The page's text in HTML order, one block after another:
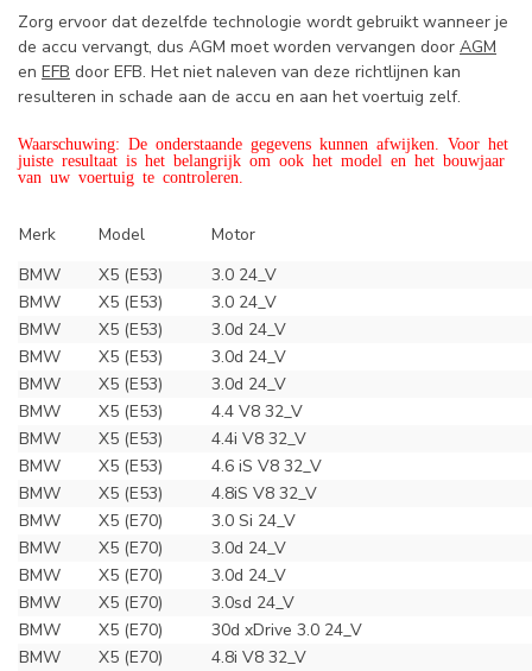
Zorg ervoor dat dezelfde technologie wordt gebruikt wanneer je
de accu vervangt, dus AGM moet worden vervangen door AGM
en EFB door EFB. Het niet naleven van deze richtlijnen kan
resulteren in schade aan de accu en aan het voertuig zelf.
Waarschuwing: De onderstaande gegevens kunnen afwijken. Voor het
juiste resultaat is het belangrijk om ook het model en het bouwjaar
van uw voertuig te controleren.
Merk Model
Motor
BMW
X5 (E53)
3.0 24_V
BMW
X5 (E53)
3.0 24_V
BMW
X5 (E53)
3.0d 24_V
BMW
X5 (E53)
3.0d 24_V
BMW
X5 (E53)
3.0d 24_V
BMW
X5 (E53)
4.4 V8 32_V
BMW
X5 (E53)
4.4i V8 32_V
BMW
X5 (E53)
4.6 iS V8 32_V
BMW
X5 (E53)
4.8iS V8 32_V
BMW
X5 (E70)
3.0 Si 24_V
BMW
X5 (E70)
3.0d 24_V
BMW
X5 (E70)
3.0d 24_V
BMW
X5 (E70)
3.0sd 24_V
BMW
X5 (E70)
30d xDrive 3.0 24_V
BMW
X5 (E70)
4.8i V8 32_V